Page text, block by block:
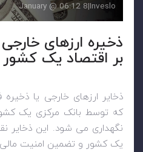
Inveslo
|
8 January @ 06:12
ذخیره ارزهای
بر اقتصاد یک کشور
ذخایر ارزهای خارجی یا
که توسط بانک مرکزی یک
نگهداری می شود. این ذخایر
یک کشور و تضمین امنیت مالی